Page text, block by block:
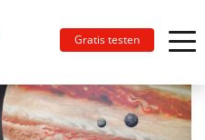
Gratis testen